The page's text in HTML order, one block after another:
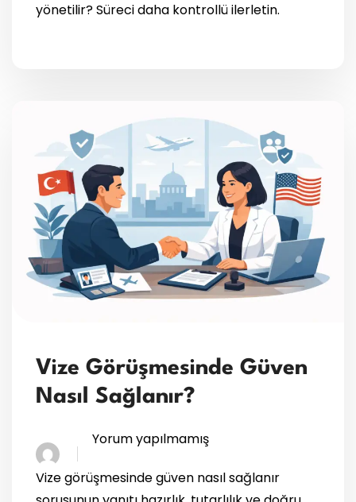
yönetilir? Süreci daha kontrollü ilerletin.
Vize Görüşmesinde Güven
Nasıl Sağlanır?
Yorum yapılmamış
Vize görüşmesinde güven nasıl sağlanır